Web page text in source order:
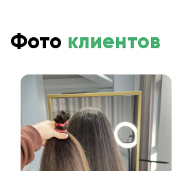
Фото клиентов